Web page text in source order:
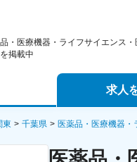
・医療機器・ライフサイエンス
掲載中
求人
エージェント
スカウトサー
東 千葉県 医薬品・医療機器